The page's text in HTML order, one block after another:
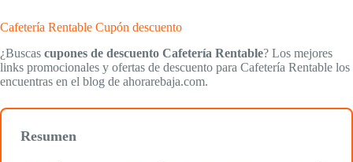
Cafetería Rentable Cupón descuento
¿Buscas cupones de descuento Cafetería Rentable? Los mejores
links promocionales y ofertas de descuento para Cafetería Rentable los
encuentras en el blog de ahorarebaja.com.
Resumen